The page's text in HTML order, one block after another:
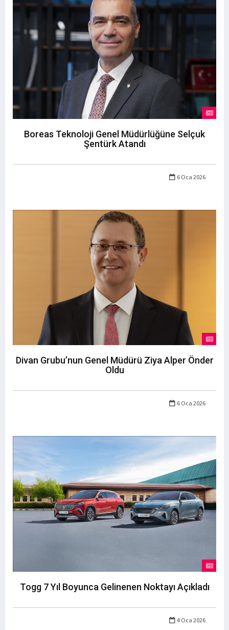
Boreas Teknoloji Genel Müdürlüğüne Selçuk
Şentürk Atandı
6 Oca 2026
Divan Grubu’nun Genel Müdürü Ziya Alper Önder
Oldu
6 Oca 2026
Togg 7 Yıl Boyunca Gelinenen Noktayı Açıkladı
4 Oca 2026